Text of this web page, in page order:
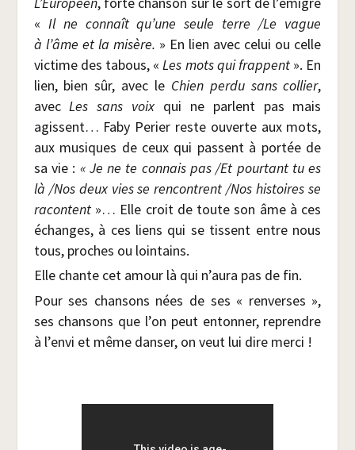
« Il ne connaît qu’une seule terre /​Le vague
à l’âme et la misère. » En lien avec celui ou celle
vic­time des tabous, «Les mots qui frappent ». En
lien, bien sûr, avec le Chien per­du sans col­lier,
avecLes sans voix qui ne parlent pas mais
agissent… Faby Per­ier reste ouverte aux mots,
aux musiques de ceux qui passent à por­tée de
sa vie : « Je ne te connais pas /​Et pour­tant tu es
là /​Nos deux vies se ren­contrent /​Nos his­toires se
racontent»… Elle croit de toute son âme à ces
échanges, à ces liens qui se tissent entre nous
tous, proches ou lointains.
Elle chante cet amour là qui n’aura pas de fin.
Pour ses chan­sons nées de ses « ren­verses »,
ses chan­sons que l’on peut enton­ner, reprendre
à l’envi et même dan­ser, on veut lui dire merci !